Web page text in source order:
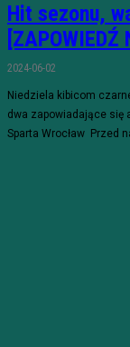
Hit sezonu,
[ZAPOWIEDŹ
2024-06-02
Niedziela kibicom
dwa zapowiadające się
Sparta Wrocław Przed